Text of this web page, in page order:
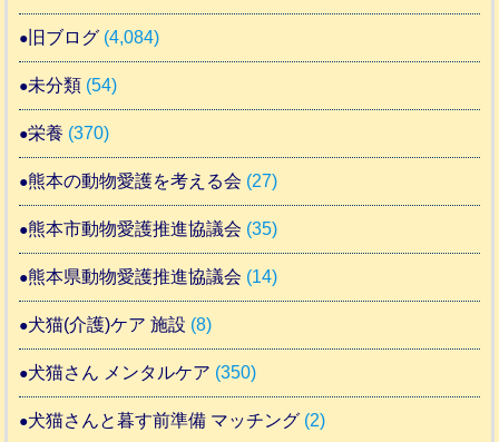
旧ブログ (4,084)
未分類 (54)
栄養 (370)
熊本の動物愛護を考える会 (27)
熊本市動物愛護推進協議会 (35)
熊本県動物愛護推進協議会 (14)
犬猫(介護)ケア 施設 (8)
犬猫さん メンタルケア (350)
犬猫さんと暮す前準備 マッチング (2)